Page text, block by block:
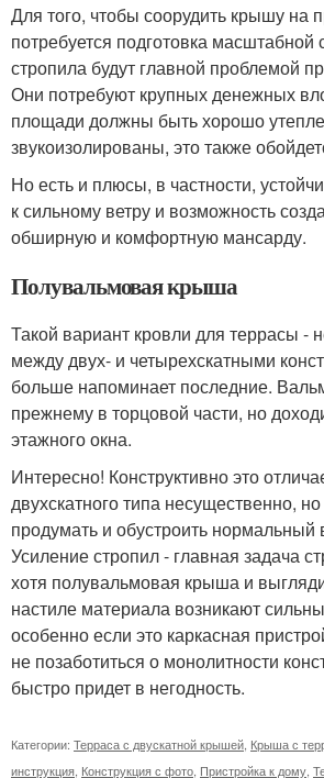
Для того, чтобы соорудить крышу на
потребуется подготовка
стропила будут главной проблемой
Они потребуют крупных денежных
площади должны быть хорошо
звукоизолированы, это также
Но есть и плюсы, в частности,
к сильному ветру и возможность
обширную и комфортную мансарду.
Полувальмовая крыша
Такой вариант кровли для террасы -
между двух- и четырехскатными
больше напоминает последние.
прежнему в торцовой части, но
этажного окна.
Интересно! Конструктивно это
двухскатного типа несущественно,
продумать и обустроить нормальный
Усиление стропил - главная задача
хотя полувальмовая крыша и
настиле материала возникают
особенно если это каркасная
не позаботиться о монолитности
быстро придет в негодность.
Категории: Терраса с двускатной крышей Крыша с
инструкция Конструкция с фото Пристройка к дому